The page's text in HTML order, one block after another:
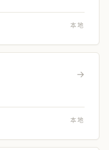
本地
→
本地